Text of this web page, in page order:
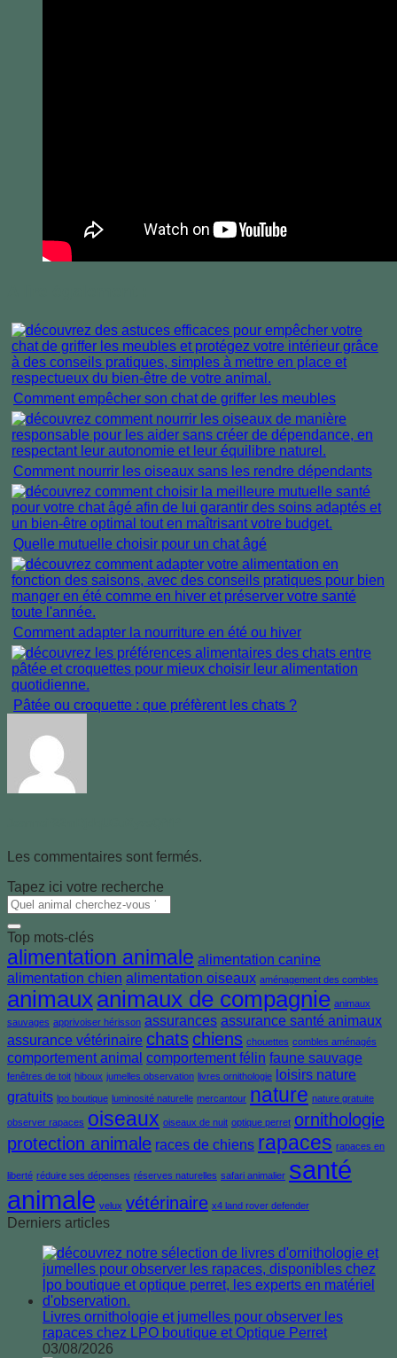
Comment empêcher son chat de griffer les meubles
Comment nourrir les oiseaux sans les rendre dépendants
Quelle mutuelle choisir pour un chat âgé
Comment adapter la nourriture en été ou hiver
Pâtée ou croquette : que préfèrent les chats ?
Les commentaires sont fermés.
Tapez ici votre recherche
Top mots-clés
alimentation animale alimentation canine
alimentation chien alimentation oiseaux aménagement des combles
animaux animaux de compagnie animaux
sauvages apprivoiser hérisson assurances assurance santé animaux
assurance vétérinaire chats chiens chouettes combles aménagés
comportement animal comportement félin faune sauvage
fenêtres de toit hiboux jumelles observation livres ornithologie loisirs nature
gratuits lpo boutique luminosité naturelle mercantour nature nature gratuite
observer rapaces oiseaux oiseaux de nuit optique perret ornithologie
protection animale races de chiens rapaces rapaces en
liberté réduire ses dépenses réserves naturelles safari animalier santé
animale velux vétérinaire x4 land rover defender
Derniers articles
Livres ornithologie et jumelles pour observer les
rapaces chez LPO boutique et Optique Perret
03/08/2026